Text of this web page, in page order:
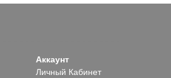
Аккаунт
Личный Кабинет